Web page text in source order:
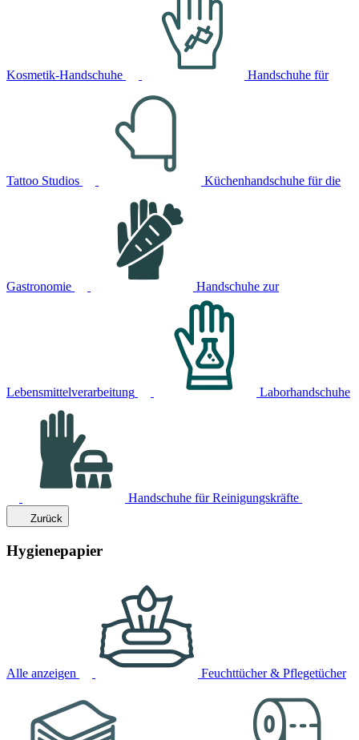
Kosmetik-Handschuhe Handschuhe für
Tattoo Studios Küchenhandschuhe für die
Gastronomie Handschuhe zur
Lebensmittelverarbeitung Laborhandschuhe
Handschuhe für Reinigungskräfte
Zurück
Hygienepapier
Alle anzeigen Feuchttücher & Pflegetücher